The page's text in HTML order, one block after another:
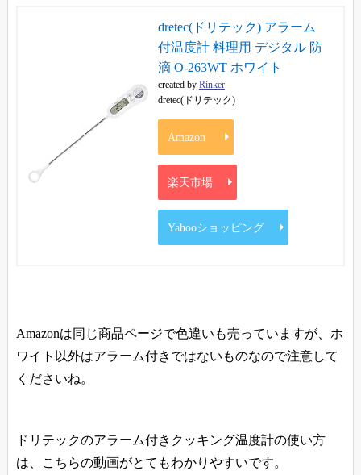
dretec(ドリテック) アラーム
付温度計 料理用 デジタル 防
滴 O-263WT ホワイト
created by Rinker
dretec(ドリテック)
Amazon
楽天市場
Yahooショッピング
Amazonは同じ商品ページで色違いも売っていますが、ホ
ワイト以外はアラーム付きではないものなので注意して
くださいね。
ドリテックのアラーム付きクッキング温度計の使い方
は、こちらの動画がとてもわかりやすいです。